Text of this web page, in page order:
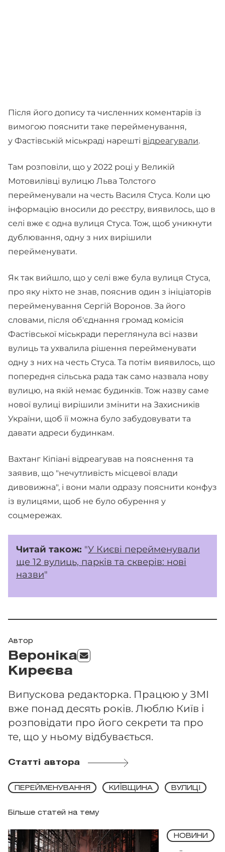
Після його допису та численних коментарів із
вимогою пояснити таке перейменування,
у Фастівській міськраді нарешті відреагували.
Там розповіли, що у 2022 році у Великій
Мотовилівці вулицю Льва Толстого
перейменували на честь Василя Стуса. Коли цю
інформацію вносили до реєстру, виявилось, що в
селі вже є одна вулиця Стуса. Тож, щоб уникнути
дублювання, одну з них вирішили
перейменувати.
Як так вийшло, що у селі вже була вулиця Стуса,
про яку ніхто не знав, пояснив один з ініціаторів
перейменування Сергій Воронов. За його
словами, після об'єднання громад комісія
Фастівської міськради переглянула всі назви
вулиць та ухвалила рішення перейменувати
одну з них на честь Стуса. Та потім виявилось, що
попередня сільська рада так само назвала нову
вулицю, на якій немає будинків. Тож назву саме
нової вулиці вирішили змінити на Захисників
України, щоб її можна було забудовувати та
давати адреси будинкам.
Вахтанг Кіпіані відреагував на пояснення та
заявив, що "нечутливість місцевої влади
дивовижна", і вони мали одразу пояснити конфуз
із вулицями, щоб не було обурення у
соцмережах.
Читай також: "У Києві перейменували
ще 12 вулиць, парків та скверів: нові
назви"
Автор
Вероніка
Киреєва
Випускова редакторка. Працюю у ЗМІ
вже понад десять років. Люблю Київ і
розповідати про його секрети та про
те, що у ньому відбувається.
Статті автора
Більше статей на тему
ПЕРЕЙМЕНУВАННЯ КИЇВЩИНА ВУЛИЦІ
НОВИНИ